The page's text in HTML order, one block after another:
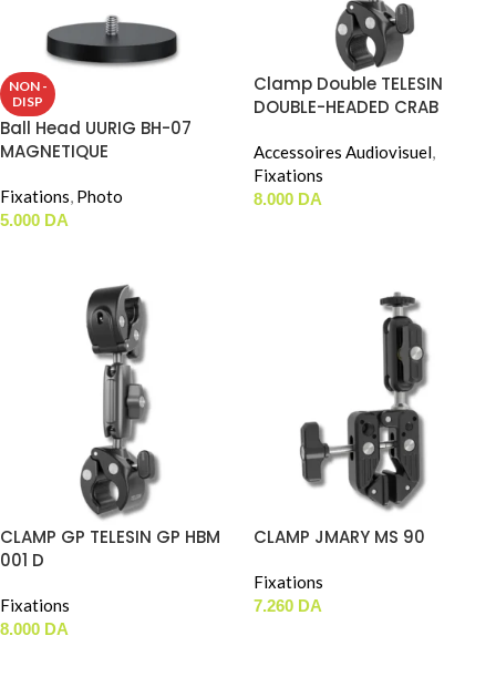
NON -
DISP
Ball Head UURIG BH-07
MAGNETIQUE
Fixations, Photo
5.000 DA
Clamp Double TELESIN
DOUBLE-HEADED CRAB
Accessoires Audiovisuel,
Fixations
8.000 DA
CLAMP GP TELESIN GP HBM
001 D
Fixations
8.000 DA
CLAMP JMARY MS 90
Fixations
7.260 DA